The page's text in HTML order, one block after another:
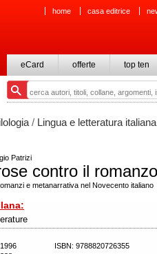
home casa editrice
eCard offerte top ten
/ Lingua e letteratura italiana
Patrizi
contro il romanzo
e metanarrativa nel Novecento italiano
ISBN: 9788820726355